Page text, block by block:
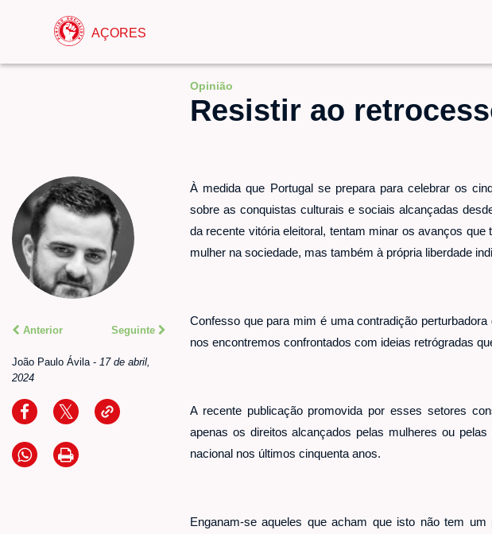
AÇORES
Opinião
Resistir ao
Anterior Seguinte
João Paulo Ávila- 17 de abril,
2024
À medida que Portugal se prepara para celebrar os
sobre as conquistas culturais e sociais alcançadas
da recente vitória eleitoral, tentam minar os avanços
mulher na sociedade, mas também à própria liberdade
Confesso que para mim é uma contradição
nos encontremos confrontados com ideias retrógradas
A recente publicação promovida por esses setores
apenas os direitos alcançados pelas mulheres ou
nacional nos últimos cinquenta anos.
Enganam-se aqueles que acham que isto não tem